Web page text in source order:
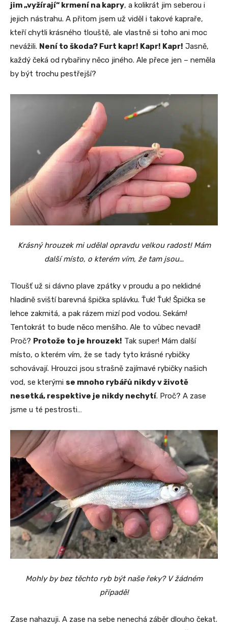
jim „vyžírají“ krmení na kapry, a kolikrát jim seberou i
jejich nástrahu. A přitom jsem už viděl i takové kapraře,
kteří chytli krásného tlouště, ale vlastně si toho ani moc
nevážili. Není to škoda? Furt kapr! Kapr! Kapr! Jasně,
každý čeká od rybařiny něco jiného. Ale přece jen – neměla
by být trochu pestřejší?
Krásný hrouzek mi udělal opravdu velkou radost! Mám
další místo, o kterém vím, že tam jsou…
Tloušť už si dávno plave zpátky v proudu a po neklidné
hladině sviští barevná špička splávku. Ťuk! Ťuk! Špička se
lehce zakmitá, a pak rázem mizí pod vodou. Sekám!
Tentokrát to bude něco menšího. Ale to vůbec nevadí!
Proč? Protože to je hrouzek! Tak super! Mám další
místo, o kterém vím, že se tady tyto krásné rybičky
schovávají. Hrouzci jsou strašně zajímavé rybičky našich
vod, se kterými se mnoho rybářů nikdy v životě
nesetká, respektive je nikdy nechytí. Proč? A zase
jsme u té pestrosti…
Mohly by bez těchto ryb být naše řeky? V žádném
případě!
Zase nahazuji. A zase na sebe nenechá záběr dlouho čekat.